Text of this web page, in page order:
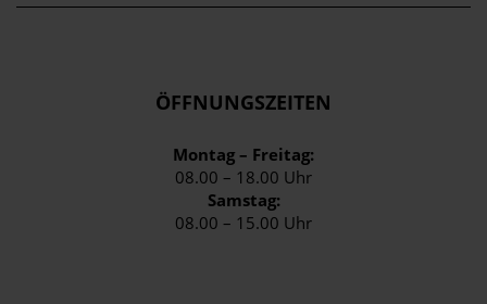
ÖFFNUNGSZEITEN
Montag – Freitag:
08.00 – 18.00 Uhr
Samstag:
08.00 – 15.00 Uhr